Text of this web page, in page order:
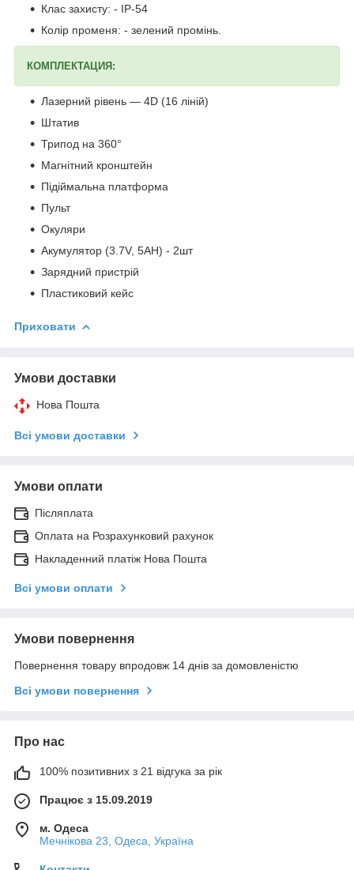
Клас захисту: - IP-54
Колір променя: - зелений промінь.
КОМПЛЕКТАЦИЯ:
Лазерний рівень — 4D (16 ліній)
Штатив
Трипод на 360°
Магнітний кронштейн
Підіймальна платформа
Пульт
Окуляри
Акумулятор (3.7V, 5AH) - 2шт
Зарядний пристрій
Пластиковий кейс
Приховати
Умови доставки
Нова Пошта
Всі умови доставки
Умови оплати
Післяплата
Оплата на Розрахунковий рахунок
Накладенний платіж Нова Пошта
Всі умови оплати
Умови повернення
Повернення товару впродовж 14 днів за домовленістю
Всі умови повернення
Про нас
100% позитивних з 21 відгука за рік
Працює з 15.09.2019
м. Одеса
Мечнікова 23, Одеса, Україна